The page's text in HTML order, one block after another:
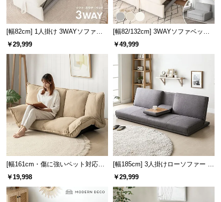
[幅82cm] 1人掛け 3WAYソファベ
ッド ワンタッチで切り替え
￥29,999
[幅82/132cm] 3WAYソファベッド
ワンタッチで切り替え
￥49,999
[幅161cm・傷に強いペット対応生
地も] 2人掛けフロアソファ 座椅子
￥19,998
[幅185cm] 3人掛けローソファー リ
クライニング 格納式テーブル付き
￥29,999